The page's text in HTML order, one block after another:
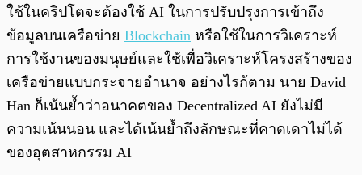
ใช้ในคริปโตจะต้องใช้ AI ในการปรับปรุงการเข้าถึง
ข้อมูลบนเครือข่าย Blockchain หรือใช้ในการวิเคราะห์
การใช้งานของมนุษย์และใช้เพื่อวิเคราะห์โครงสร้างของ
เครือข่ายแบบกระจายอำนาจ อย่างไรก้ตาม นาย David
Han ก็เน้นย้ำว่าอนาคตของ Decentralized AI ยังไม่มี
ความเน้นนอน และได้เน้นย้ำถึงลักษณะที่คาดเดาไม่ได้
ของอุตสาหกรรม AI